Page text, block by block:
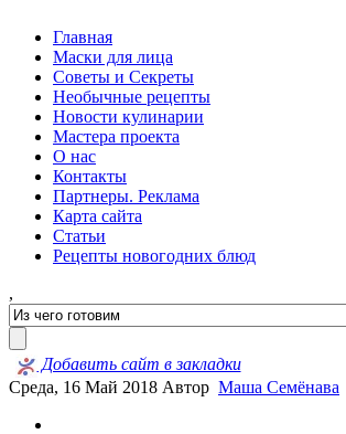
Главная
Маски для лица
Советы и Секреты
Необычные рецепты
Новости кулинарии
Мастера проекта
О нас
Контакты
Партнеры. Реклама
Карта сайта
Статьи
Рецепты новогодних блюд
,
Добавить сайт в закладки
Среда, 16 Май 2018 Автор Маша Семёнава